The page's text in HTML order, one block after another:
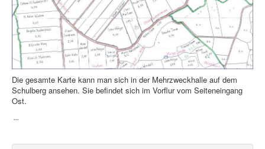
Die gesamte Karte kann man sich in der Mehrzweckhalle auf dem
Schulberg ansehen. Sie befindet sich im Vorflur vom Seiteneingang
Ost.
...